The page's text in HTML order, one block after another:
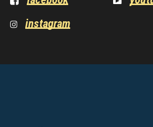
instagram